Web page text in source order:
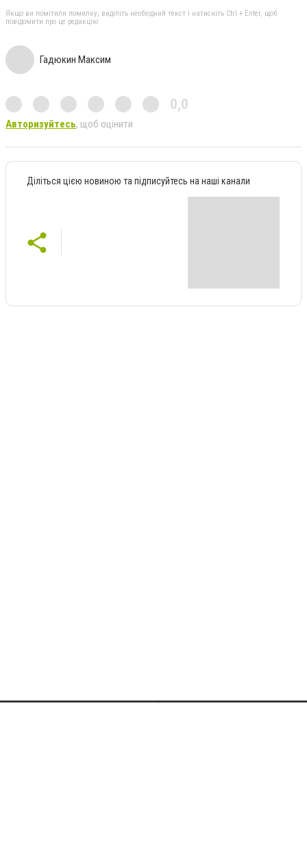
Якщо ви помітили помилку, виділіть необхідний текст і натисніть Ctrl + Enter, щоб
повідомити про це редакцію
Гадюкин Максим
0,0
Авторизуйтесь, щоб оцінити
Діліться цією новиною та підписуйтесь на наші канали